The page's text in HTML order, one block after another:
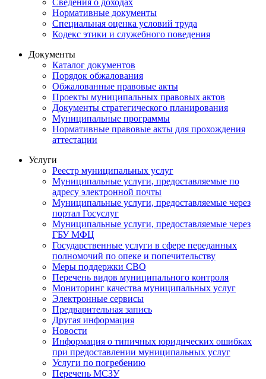
Нормативные документы
Специальная оценка условий труда
Кодекс этики и служебного поведения
Документы
Каталог документов
Порядок обжалования
Обжалованные правовые акты
Проекты муниципальных правовых актов
Документы стратегического планирования
Муниципальные программы
Нормативные правовые акты для прохождения
аттестации
Услуги
Реестр муниципальных услуг
Муниципальные услуги, предоставляемые по
адресу электронной почты
Муниципальные услуги, предоставляемые через
портал Госуслуг
Муниципальные услуги, предоставляемые через
ГБУ МФЦ
Государственные услуги в сфере переданных
полномочий по опеке и попечительству
Меры поддержки СВО
Перечень видов муниципального контроля
Мониторинг качества муниципальных услуг
Электронные сервисы
Предварительная запись
Другая информация
Новости
Информация о типичных юридических ошибках
при предоставлении муниципальных услуг
Услуги по погребению
Перечень МСЗУ